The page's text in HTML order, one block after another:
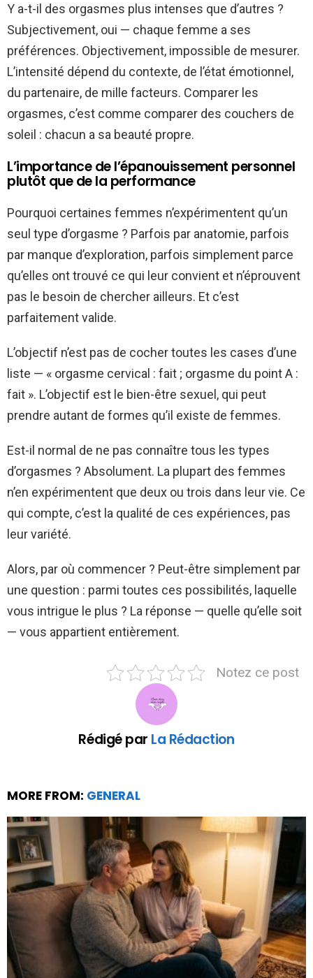
Y a-t-il des orgasmes plus intenses que d’autres ?
Subjectivement, oui — chaque femme a ses
préférences. Objectivement, impossible de mesurer.
L’intensité dépend du contexte, de l’état émotionnel,
du partenaire, de mille facteurs. Comparer les
orgasmes, c’est comme comparer des couchers de
soleil : chacun a sa beauté propre.
L’importance de l’épanouissement personnel
plutôt que de la performance
Pourquoi certaines femmes n’expérimentent qu’un
seul type d’orgasme ? Parfois par anatomie, parfois
par manque d’exploration, parfois simplement parce
qu’elles ont trouvé ce qui leur convient et n’éprouvent
pas le besoin de chercher ailleurs. Et c’est
parfaitement valide.
L’objectif n’est pas de cocher toutes les cases d’une
liste — « orgasme cervical : fait ; orgasme du point A :
fait ». L’objectif est le bien-être sexuel, qui peut
prendre autant de formes qu’il existe de femmes.
Est-il normal de ne pas connaître tous les types
d’orgasmes ? Absolument. La plupart des femmes
n’en expérimentent que deux ou trois dans leur vie. Ce
qui compte, c’est la qualité de ces expériences, pas
leur variété.
Alors, par où commencer ? Peut-être simplement par
une question : parmi toutes ces possibilités, laquelle
vous intrigue le plus ? La réponse — quelle qu’elle soit
— vous appartient entièrement.
Notez ce post
Rédigé par La Rédaction
MORE FROM: GENERAL